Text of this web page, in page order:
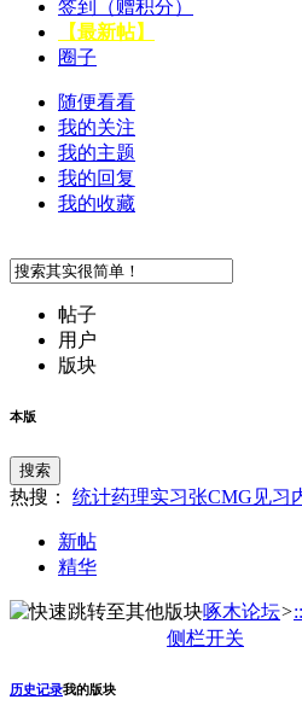
签到（赠积分）
【最新帖】
圈子
随便看看
我的关注
我的主题
我的回复
我的收藏
帖子
用户
版块
本版
搜索
热搜： 统计药理实习张CMG 见习
新帖
精华
啄木论坛>
侧栏开关
历史记录我的版块